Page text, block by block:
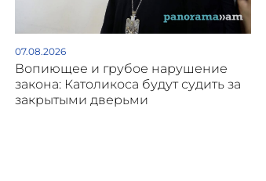
07.08.2026
Вопиющее и грубое нарушение
закона: Католикоса будут судить за
закрытыми дверьми